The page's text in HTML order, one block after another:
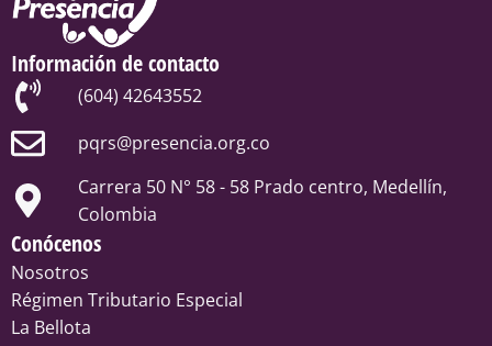
Información de contacto
(604) 42643552
pqrs@presencia.org.co
Carrera 50 N° 58 - 58 Prado centro, Medellín,
Colombia
Conócenos
Nosotros
Régimen Tributario Especial
La Bellota